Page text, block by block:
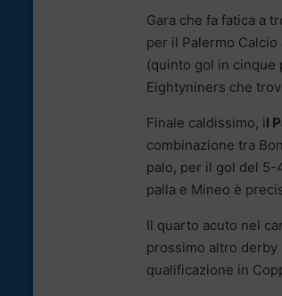
Gara che fa fatica a
per il Palermo
(quinto gol in cinque
Eightyniners che
Finale caldissimo, il
combinazione tra
palo, per il gol del 5-
palla e Mineo è
Il quarto acuto nel
prossimo altro derby
qualificazione in